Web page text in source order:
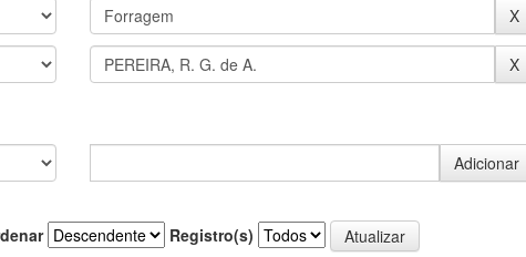
Registro(s)